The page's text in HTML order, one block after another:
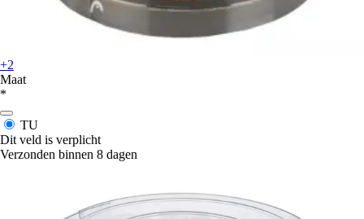
+2
Maat
*
TU
Dit veld is verplicht
Verzonden binnen 8 dagen